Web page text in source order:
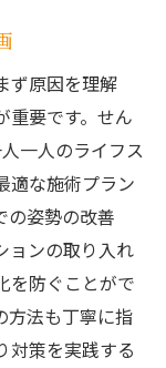
ず原因を理解
重要です。せん
一人のライフス
適な施術プラン
の姿勢の改善
ョンの取り入れ
を防ぐことがで
方法も丁寧に指
対策を実践する